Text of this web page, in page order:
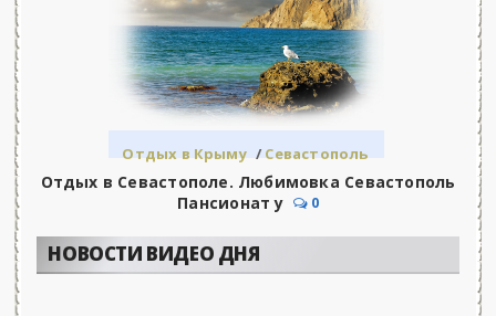
Отдых в Крыму /Севастополь
Отдых в Севастополе. Любимовка Севастополь
Пансионат у
0
НОВОСТИ ВИДЕО ДНЯ